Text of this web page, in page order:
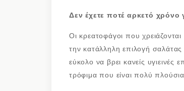
Δεν έχετε ποτέ αρκετό χρόνο
Οι κρεατοφάγοι που
την κατάλληλη επιλογή
εύκολο να βρει κανείς υγιεινές
τρόφιμα που είναι πολύ